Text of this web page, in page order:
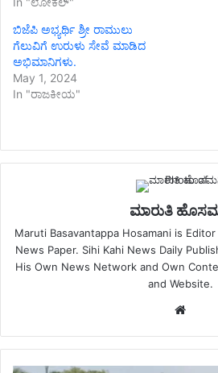
ಬಿಜೆಪಿ ಅಭ್ಯರ್ಥಿ ಶ್ರೀ ರಾಮುಲು
ಗೆಲುವಿಗೆ ಉರುಳು ಸೇವೆ ಮಾಡಿದ
ಅಭಿಮಾನಿಗಳು.
May 1, 2024
In "ರಾಜಕೀಯ"
ಮಾರುತಿ
Maruti Basavantappa Hosamani is
News Paper. Sihi Kahi News Daily
His Own News Network and Own
and Website.